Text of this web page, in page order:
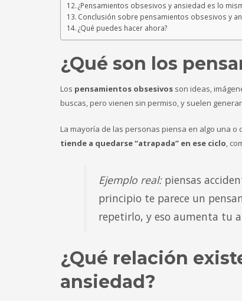
¿Pensamientos obsesivos y ansiedad es lo
Conclusión sobre pensamientos obsesivos y
¿Qué puedes hacer ahora?
¿Qué son los
Los pensamientos obsesivos son ideas,
buscas, pero vienen sin permiso, y suelen generar
La mayoría de las personas piensa en algo una
tiende a quedarse “atrapada” en ese ciclo,
Ejemplo real:piensas
principio te parece un
repetirlo, y eso aumenta tu
¿Qué relación
ansiedad?